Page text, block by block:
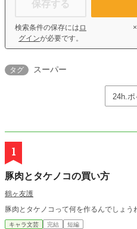
保存する
検索条件の保存には ロ
グインが必要です。
タグ スーパー
1
豚肉とタケノコの買い方
鶴ヶ友護
豚肉とタケノコって何を作るんでしょう
キャラ文芸 完結 短編